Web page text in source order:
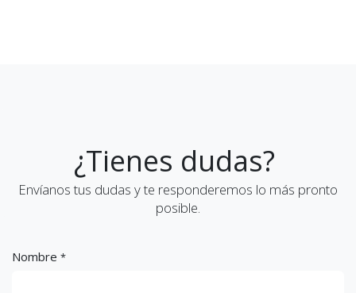
¿Tienes dudas?
Envíanos tus dudas y te responderemos lo más pronto
posible.
Nombre *